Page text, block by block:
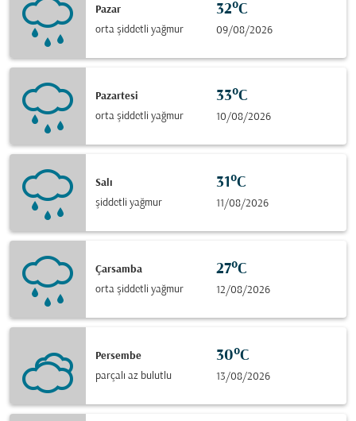
Pazar
orta şiddetli yağmur
32°C
09/08/2026
Pazartesi
orta şiddetli yağmur
33°C
10/08/2026
Salı
şiddetli yağmur
31°C
11/08/2026
Çarsamba
orta şiddetli yağmur
27°C
12/08/2026
Persembe
parçalı az bulutlu
30°C
13/08/2026